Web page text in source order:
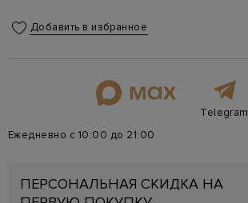
Добавить в избранное
Telegram
Ежедневно с 10:00 до 21:00
ПЕРСОНАЛЬНАЯ СКИДКА НА